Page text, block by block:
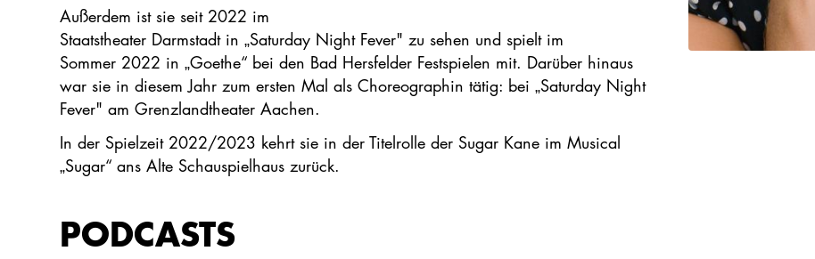
Außerdem ist sie seit 2022 im
Staatstheater Darmstadt in „Saturday Night Fever" zu sehen und spielt im
Sommer 2022 in „Goethe“ bei den Bad Hersfelder Festspielen mit. Darüber hinaus
war sie in diesem Jahr zum ersten Mal als Choreographin tätig: bei „Saturday Night
Fever" am Grenzlandtheater Aachen.
In der Spielzeit 2022/2023 kehrt sie in der Titelrolle der Sugar Kane im Musical
„Sugar“ ans Alte Schauspielhaus zurück.
PODCASTS